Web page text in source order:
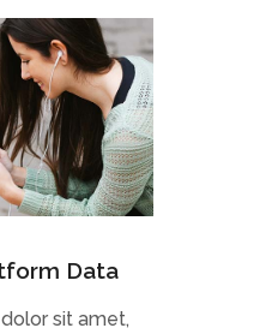
Data
sit amet,